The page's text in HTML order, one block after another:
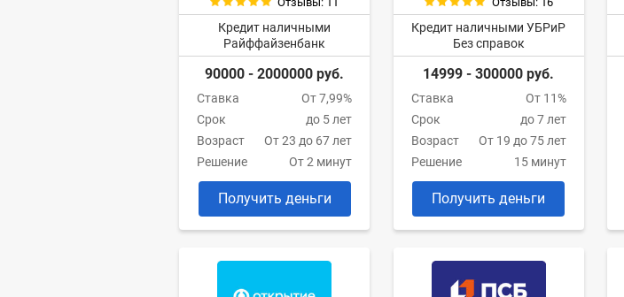
Кредит наличными
Райффайзенбанк
90000 - 2000000 руб.
Ставка
От 7,99%
Срок
до 5 лет
Возраст
От 23 до 67 лет
Решение
От 2 минут
Получить деньги
Кредит наличными УБРиР
Без справок
14999 - 300000 руб.
Ставка
От 11%
Срок
до 7 лет
Возраст
От 19 до 75 лет
Решение
15 минут
Получить деньги